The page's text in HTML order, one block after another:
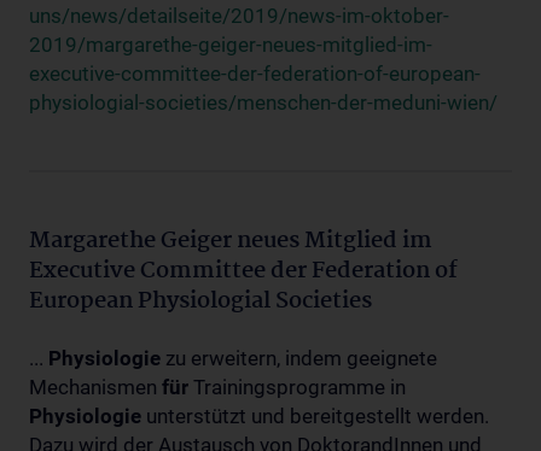
uns/news/detailseite/2019/news-im-oktober-
2019/margarethe-geiger-neues-mitglied-im-
executive-committee-der-federation-of-european-
physiologial-societies/menschen-der-meduni-wien/
Margarethe Geiger neues Mitglied im
Executive Committee der Federation of
European Physiologial Societies
... Physiologie zu erweitern, indem geeignete
Mechanismen für Trainingsprogramme in
Physiologie unterstützt und bereitgestellt werden.
Dazu wird der Austausch von DoktorandInnen und